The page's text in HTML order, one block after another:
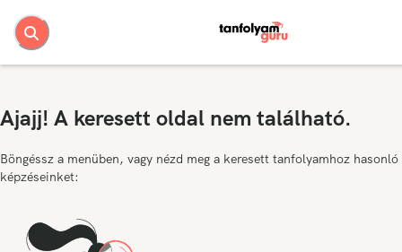
Ajajj! A keresett oldal nem található.
Böngéssz a menüben, vagy nézd meg a keresett tanfolyamhoz hasonló
képzéseinket: